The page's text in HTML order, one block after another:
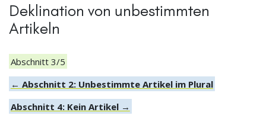
Deklination von unbestimmten
Artikeln
Abschnitt 3/5
← Abschnitt 2: Unbestimmte Artikel im Plural
Abschnitt 4: Kein Artikel →